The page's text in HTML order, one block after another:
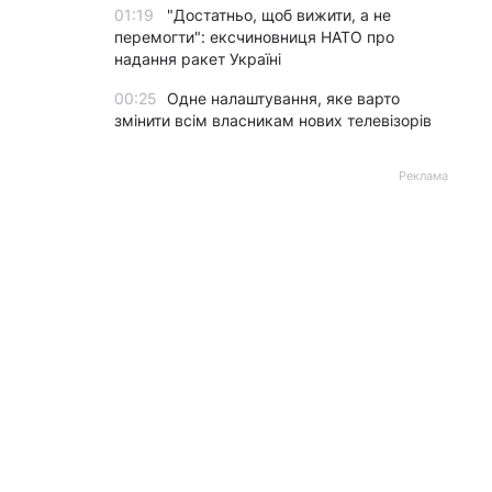
01:19
"Достатньо, щоб вижити, а не
перемогти": ексчиновниця НАТО про
надання ракет Україні
00:25 Одне налаштування, яке варто
змінити всім власникам нових телевізорів
Реклама